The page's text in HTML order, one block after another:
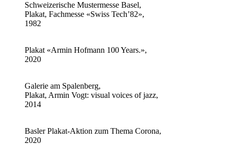
Schweizerische Mustermesse Basel,
Plakat, Fachmesse «Swiss Tech’82»,
1982
Plakat «Armin Hofmann 100 Years.»,
2020
Galerie am Spalenberg,
Plakat, Armin Vogt: visual voices of jazz,
2014
Basler Plakat-Aktion zum Thema Corona,
2020